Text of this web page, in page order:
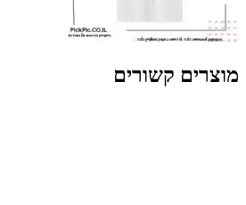
מוצרים קשורים